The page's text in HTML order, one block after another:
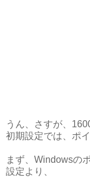
うん、さすが、
初期設定では、ポ
まず、Windowsの
設定より、